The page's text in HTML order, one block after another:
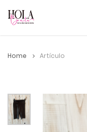
Home Artículo